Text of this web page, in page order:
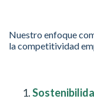
Nuestro enfoque
la competitividad